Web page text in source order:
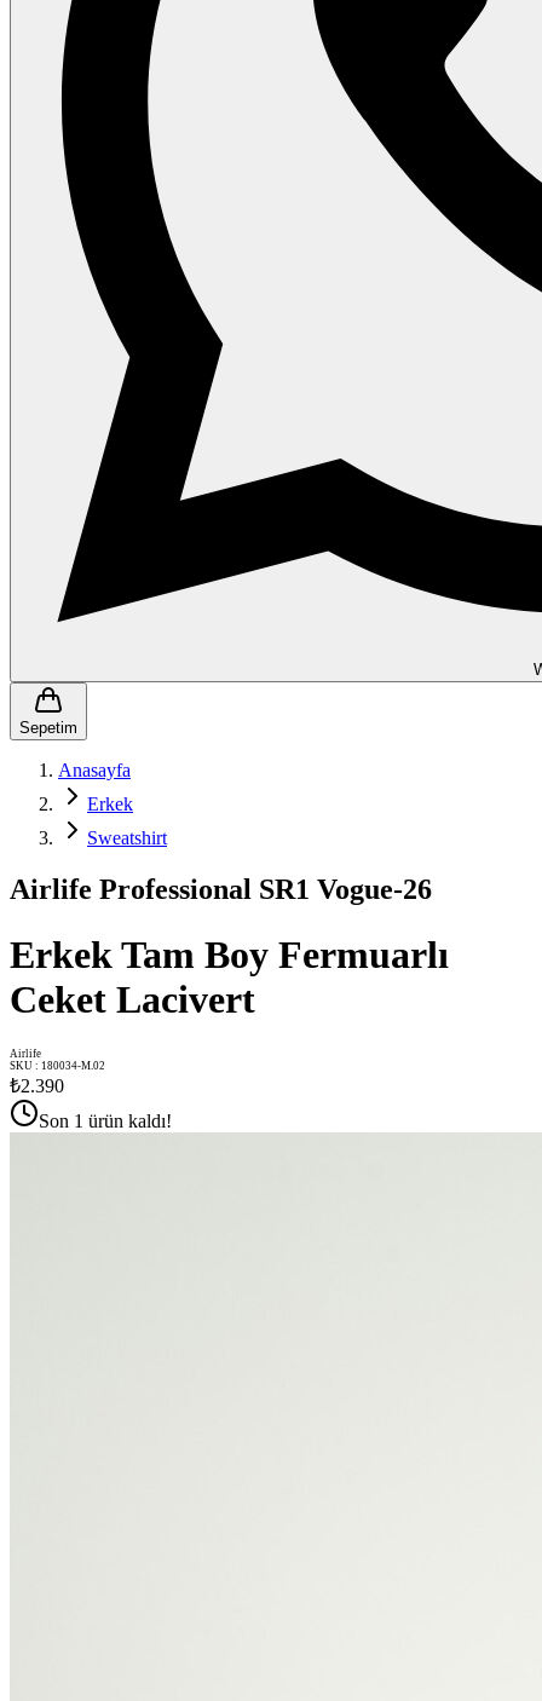
Sepetim
Anasayfa
Erkek
Sweatshirt
Airlife Professional SR1 Vogue-26
Erkek Tam Boy Fermuarlı
Ceket Lacivert
Airlife
SKU : 180034-M.02
₺2.390
Son 1 ürün kaldı!